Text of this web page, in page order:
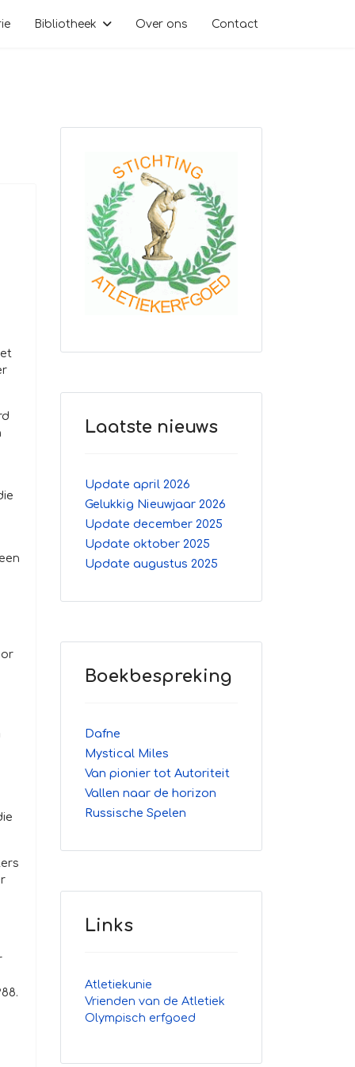
Bibliotheek Over ons Contact
Laatste nieuws
Update april 2026
Gelukkig Nieuwjaar 2026
Update december 2025
Update oktober 2025
Update augustus 2025
Boekbespreking
Dafne
Mystical Miles
Van pionier tot Autoriteit
Vallen naar de horizon
Russische Spelen
Links
Atletiekunie
Vrienden van de Atletiek
Olympisch erfgoed